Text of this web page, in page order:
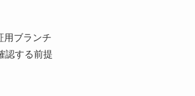
用ブランチ
認する前提